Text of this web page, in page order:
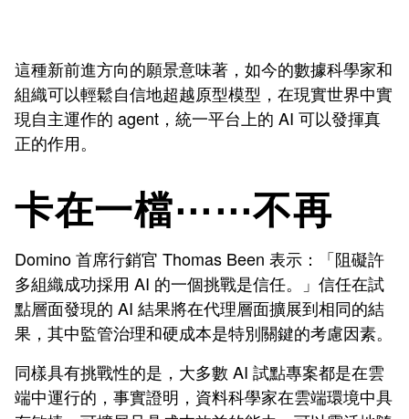
這種新前進方向的願景意味著，如今的數據科學家和
組織可以輕鬆自信地超越原型模型，在現實世界中實
現自主運作的 agent，統一平台上的 AI 可以發揮真
正的作用。
卡在一檔⋯⋯不再
Domino 首席行銷官 Thomas Been 表示：「阻礙許
多組織成功採用 AI 的一個挑戰是信任。」信任在試
點層面發現的 AI 結果將在代理層面擴展到相同的結
果，其中監管治理和硬成本是特別關鍵的考慮因素。
同樣具有挑戰性的是，大多數 AI 試點專案都是在雲
端中運行的，事實證明，資料科學家在雲端環境中具